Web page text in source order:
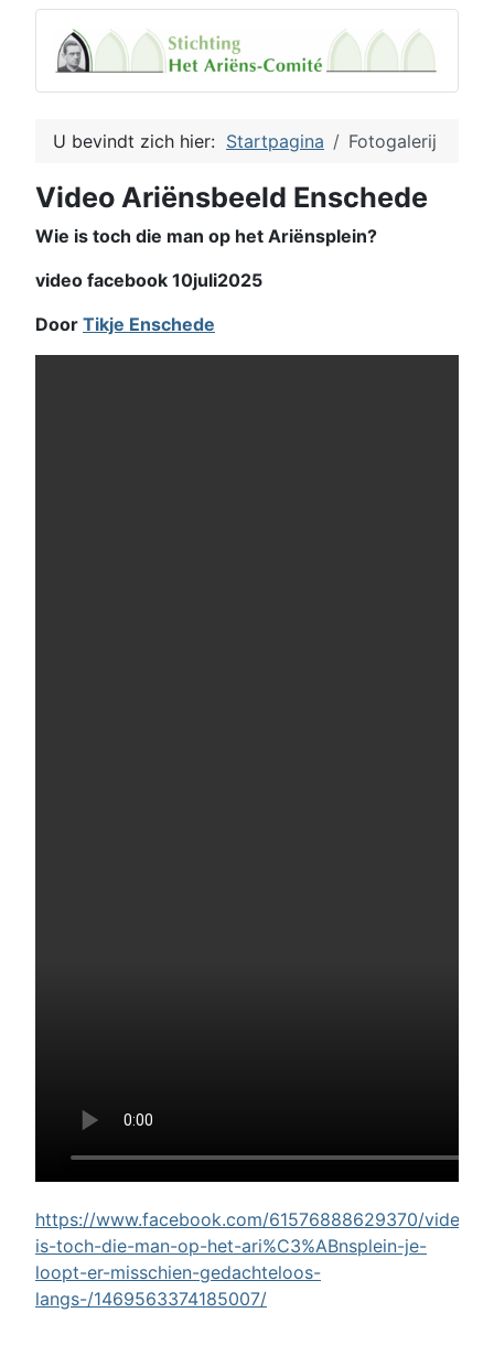
U bevindt zich hier: Startpagina Fotogalerij
Video Ariënsbeeld Enschede
Wie is toch die man op het Ariënsplein?
video facebook 10juli2025
Door Tikje Enschede
https://www.facebook.com/61576888629370/videos/
is-toch-die-man-op-het-ari%C3%ABnsplein-je-
loopt-er-misschien-gedachteloos-
langs-/1469563374185007/